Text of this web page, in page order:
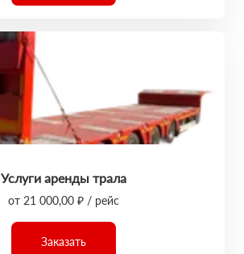
Услуги аренды трала
от 21 000,00 ₽ / рейс
Заказать